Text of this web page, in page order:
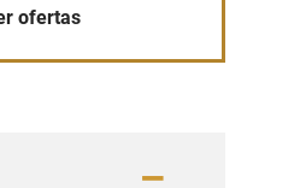
ofertas